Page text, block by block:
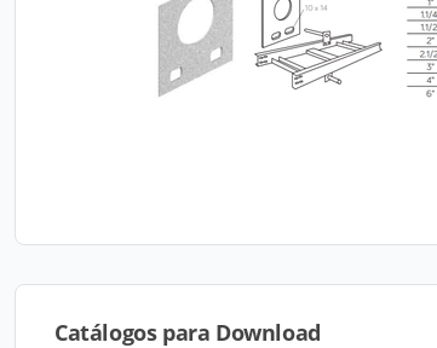
Catálogos para Download